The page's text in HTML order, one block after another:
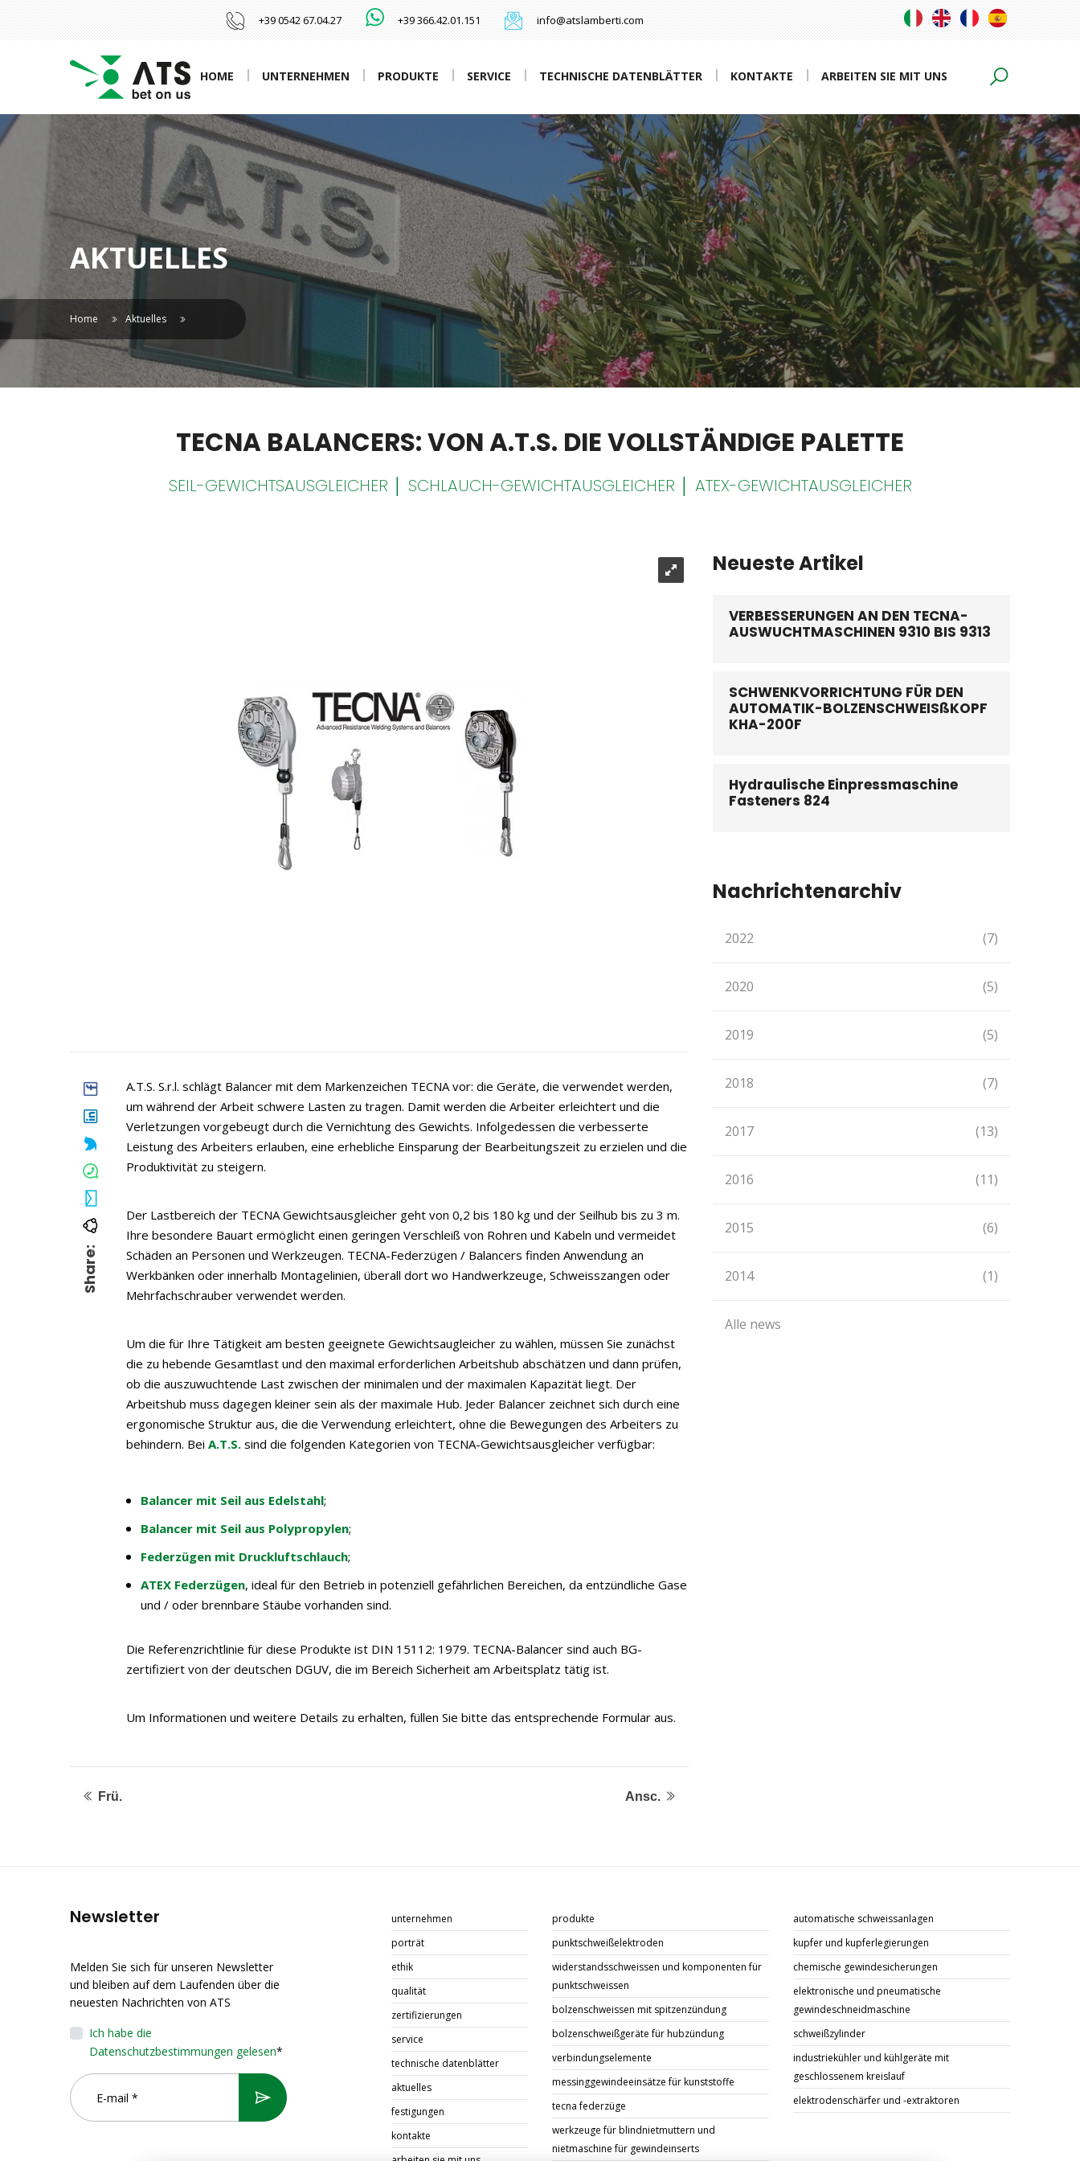
+39 0542 67.04.27 +39 366.42.01.151 info@atslamberti.com
HOME UNTERNEHMEN PRODUKTE SERVICE TECHNISCHE DATENBLÄTTER KONTAKTE ARBEITEN SIE MIT UNS
AKTUELLES
Home Aktuelles
TECNA BALANCERS: VON A.T.S. DIE VOLLSTÄNDIGE PALETTE
SEIL-GEWICHTSAUSGLEICHER │ SCHLAUCH-GEWICHTAUSGLEICHER │ ATEX-GEWICHTAUSGLEICHER
Share:
A.T.S. S.r.l. schlägt Balancer mit dem Markenzeichen TECNA vor: die Geräte, die verwendet werden,
um während der Arbeit schwere Lasten zu tragen. Damit werden die Arbeiter erleichtert und die
Verletzungen vorgebeugt durch die Vernichtung des Gewichts. Infolgedessen die verbesserte
Leistung des Arbeiters erlauben, eine erhebliche Einsparung der Bearbeitungszeit zu erzielen und die
Produktivität zu steigern.
Der Lastbereich der TECNA Gewichtsausgleicher geht von 0,2 bis 180 kg und der Seilhub bis zu 3 m.
Ihre besondere Bauart ermöglicht einen geringen Verschleiß von Rohren und Kabeln und vermeidet
Schäden an Personen und Werkzeugen. TECNA-Federzügen / Balancers finden Anwendung an
Werkbänken oder innerhalb Montagelinien, überall dort wo Handwerkzeuge, Schweisszangen oder
Mehrfachschrauber verwendet werden.
Um die für Ihre Tätigkeit am besten geeignete Gewichtsaugleicher zu wählen, müssen Sie zunächst
die zu hebende Gesamtlast und den maximal erforderlichen Arbeitshub abschätzen und dann prüfen,
ob die auszuwuchtende Last zwischen der minimalen und der maximalen Kapazität liegt. Der
Arbeitshub muss dagegen kleiner sein als der maximale Hub. Jeder Balancer zeichnet sich durch eine
ergonomische Struktur aus, die die Verwendung erleichtert, ohne die Bewegungen des Arbeiters zu
behindern. Bei A.T.S. sind die folgenden Kategorien von TECNA-Gewichtsausgleicher verfügbar:
Balancer mit Seil aus Edelstahl;
Balancer mit Seil aus Polypropylen;
Federzügen mit Druckluftschlauch;
ATEX Federzügen, ideal für den Betrieb in potenziell gefährlichen Bereichen, da entzündliche Gase
und / oder brennbare Stäube vorhanden sind.
Die Referenzrichtlinie für diese Produkte ist DIN 15112: 1979. TECNA-Balancer sind auch BG-
zertifiziert von der deutschen DGUV, die im Bereich Sicherheit am Arbeitsplatz tätig ist.
Um Informationen und weitere Details zu erhalten, füllen Sie bitte das entsprechende Formular aus.
Frü. Ansc.
Neueste Artikel
VERBESSERUNGEN AN DEN TECNA-
AUSWUCHTMASCHINEN 9310 BIS 9313
SCHWENKVORRICHTUNG FÜR DEN
AUTOMATIK-BOLZENSCHWEISßKOPF
KHA-200F
Hydraulische Einpressmaschine
Fasteners 824
Nachrichtenarchiv
2022 (7)
2020 (5)
2019 (5)
2018 (7)
2017 (13)
2016 (11)
2015 (6)
2014 (1)
Alle news
Newsletter
Melden Sie sich für unseren Newsletter
und bleiben auf dem Laufenden über die
neuesten Nachrichten von ATS
Ich habe die
Datenschutzbestimmungen gelesen*
unternehmen
porträt
ethik
qualität
zertifizierungen
service
technische datenblätter
aktuelles
festigungen
kontakte
produkte
punktschweißelektroden
widerstandsschweissen und komponenten für
punktschweissen
bolzenschweissen mit spitzenzündung
bolzenschweißgeräte für hubzündung
verbindungselemente
messinggewindeeinsätze für kunststoffe
tecna federzüge
werkzeuge für blindnietmuttern und
nietmaschine für gewindeinserts
automatische schweissanlagen
kupfer und kupferlegierungen
chemische gewindesicherungen
elektronische und pneumatische
gewindeschneidmaschine
schweißzylinder
industriekühler und kühlgeräte mit
geschlossenem kreislauf
elektrodenschärfer und -extraktoren